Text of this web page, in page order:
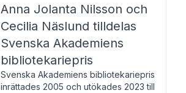
Anna Jolanta Nilsson och
Cecilia Näslund tilldelas
Svenska Akademiens
bibliotekariepris
Svenska Akademiens bibliotekariepris
inrättades 2005 och utökades 2023 till